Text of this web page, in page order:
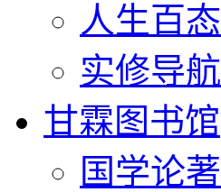
人生百态
实修导航
甘霖图书馆
国学论著